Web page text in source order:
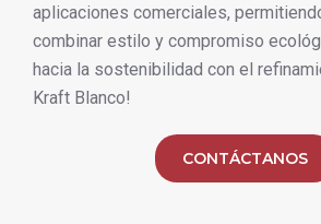
aplicaciones comerciales,
combinar estilo y compromiso
hacia la sostenibilidad con el
Kraft Blanco!
CONTÁCTANOS